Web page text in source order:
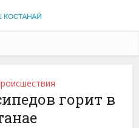
горит в